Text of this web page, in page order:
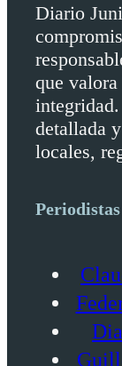
Diario
que
detallada
locales,